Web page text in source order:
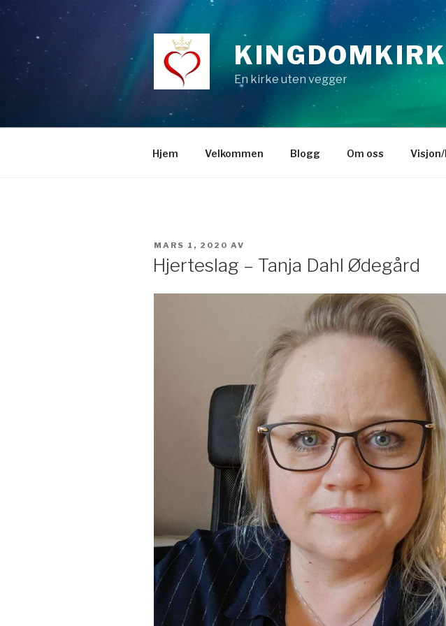
Gå
innhold
En kirke uten vegger
Hjem Velkommen Blogg Om oss Visjon/
PUBLISERT
MARS 1, 2020 AV
Hjerteslag – Tanja Dahl Ødegård